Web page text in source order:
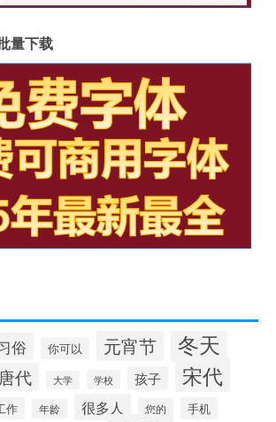
量下载
俗 你可以 元宵节 冬天
唐代 大学 学校 孩子 宋代
作 年龄 很多人 您的 手机